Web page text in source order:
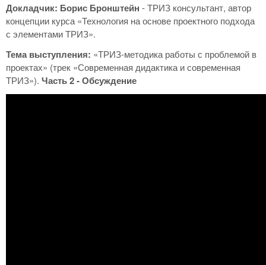
Докладчик: Борис Бронштейн - ТРИЗ консультант, автор
концепции курса «Технология на основе проектного подхода
с элементами ТРИЗ».
Тема выступления: «ТРИЗ-методика работы с проблемой в
проектах» (трек «Современная дидактика и современная
ТРИЗ»). Часть 2 - Обсуждение